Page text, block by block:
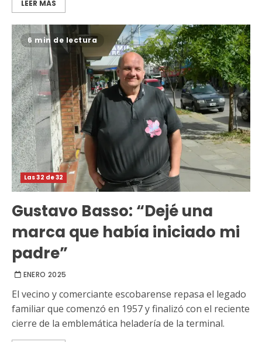
LEER MÁS
6 min de lectura
Las 32 de 32
Gustavo Basso: “Dejé una
marca que había iniciado mi
padre”
ENERO 2025
El vecino y comerciante escobarense repasa el legado
familiar que comenzó en 1957 y finalizó con el reciente
cierre de la emblemática heladería de la terminal.